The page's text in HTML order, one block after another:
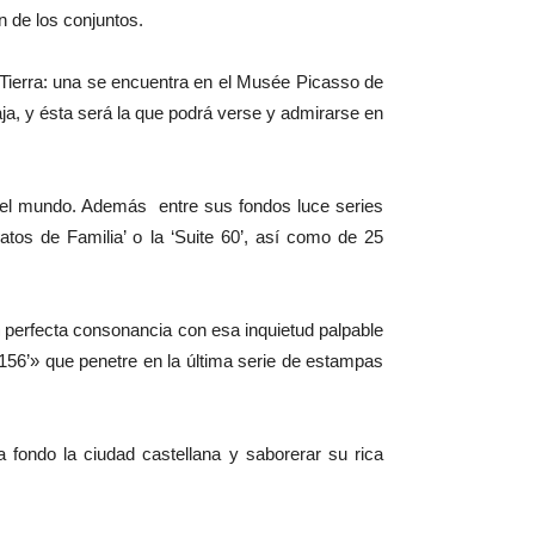
de los conjuntos.
una se encuentra en el Musée Picasso de
y ésta será la que podrá verse y admirarse en
mundo. Además entre sus fondos luce series
de Familia’ o la ‘Suite 60’, así como de 25
consonancia con esa inquietud palpable
que penetre en la última serie de estampas
fondo la ciudad castellana y saborerar su rica